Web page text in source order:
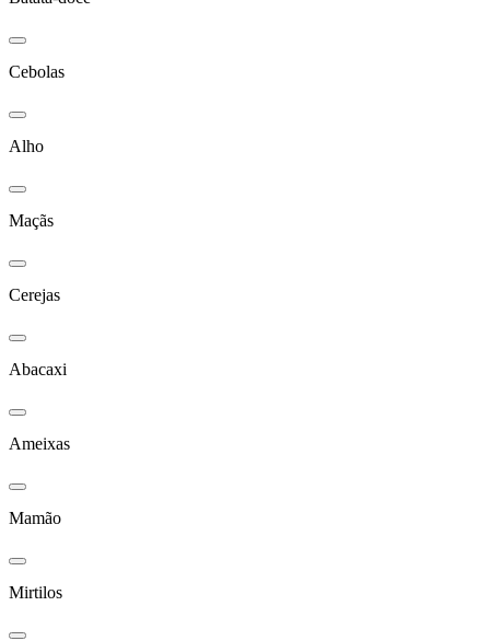
Cebolas
Alho
Maçãs
Cerejas
Abacaxi
Ameixas
Mamão
Mirtilos